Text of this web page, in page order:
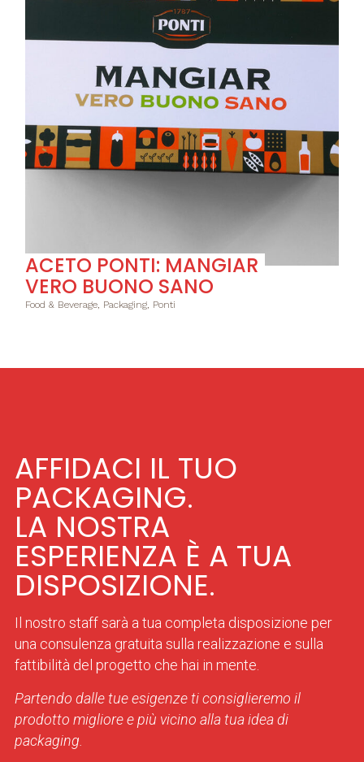
ACETO PONTI: MANGIAR
VERO BUONO SANO
Food & Beverage, Packaging, Ponti
AFFIDACI IL TUO
PACKAGING.
LA NOSTRA
ESPERIENZA È A TUA
DISPOSIZIONE.
Il nostro staff sarà a tua completa disposizione per
una consulenza gratuita sulla realizzazione e sulla
fattibilità del progetto che hai in mente.
Partendo dalle tue esigenze ti consiglieremo il
prodotto migliore e più vicino alla tua idea di
packaging.